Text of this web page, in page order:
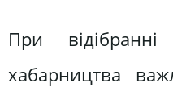
При
хабарництва